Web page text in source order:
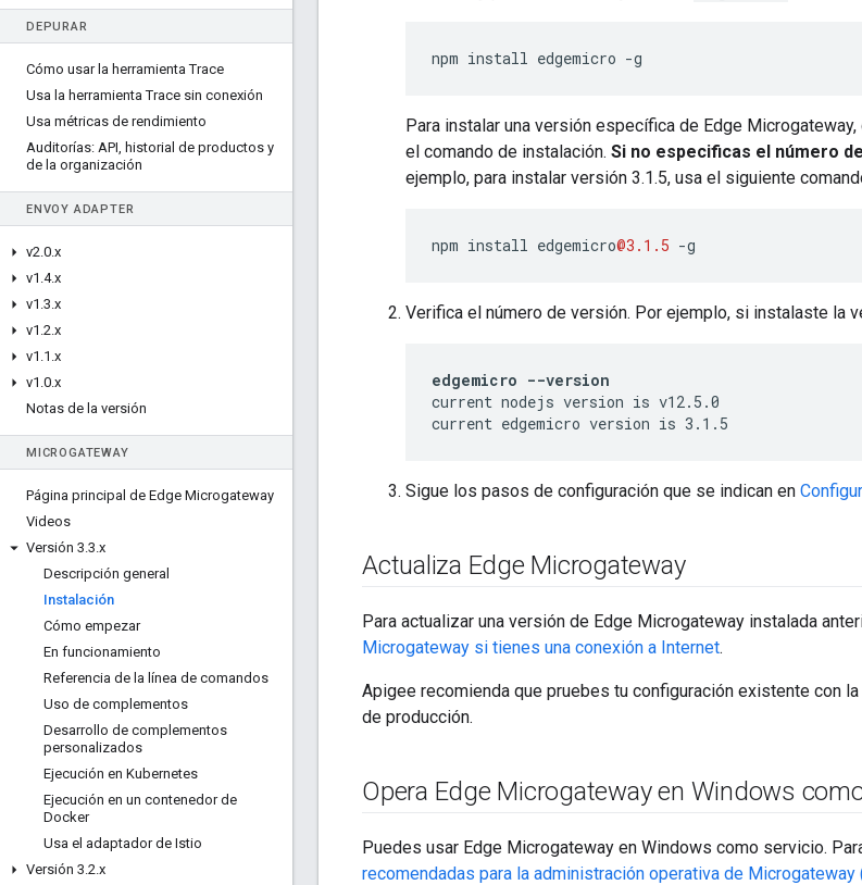
DEPURAR
Cómo usar la herramienta Trace
Usa la herramienta Trace sin conexión
Usa métricas de rendimiento
Auditorías: API, historial de productos y
de la organización
ENVOY ADAPTER
v2.0.x
v1 .4.x
v1 .3.x
v1 .2.x
v1 .1 .x
v1 .0.x
Notas de la versión
MICROGATEWAY
Página principal de Edge Microgateway
Videos
Versión 3.3.x
Descripción general
Instalación
Cómo empezar
En funcionamiento
Referencia de la línea de comandos
Uso de complementos
Desarrollo de complementos
personalizados
Ejecución en Kubernetes
Ejecución en un contenedor de
Docker
Usa el adaptador de Istio
Versión 3.2.x
npm install edgemicro -g
Para instalar una versión específica de Edge
el comando de instalación. Si no especificas el número
ejemplo, para instalar versión 3.1.5, usa el siguiente
npm install edgemicro@3.1.5 -g
Verifica el número de versión. Por ejemplo, si instalaste la
edgemicro --version
current nodejs version is v12.5.0
current edgemicro version is 3.1.5
Sigue los pasos de configuración que se indican en
Actualiza Edge Microgateway
Para actualizar una versión de Edge Microgateway instalada
Microgateway si tienes una conexión a Internet.
Apigee recomienda que pruebes tu configuración existente con
de producción.
Opera Edge Microgateway en Windows
Puedes usar Edge Microgateway en Windows como servicio.
recomendadas para la administración operativa de